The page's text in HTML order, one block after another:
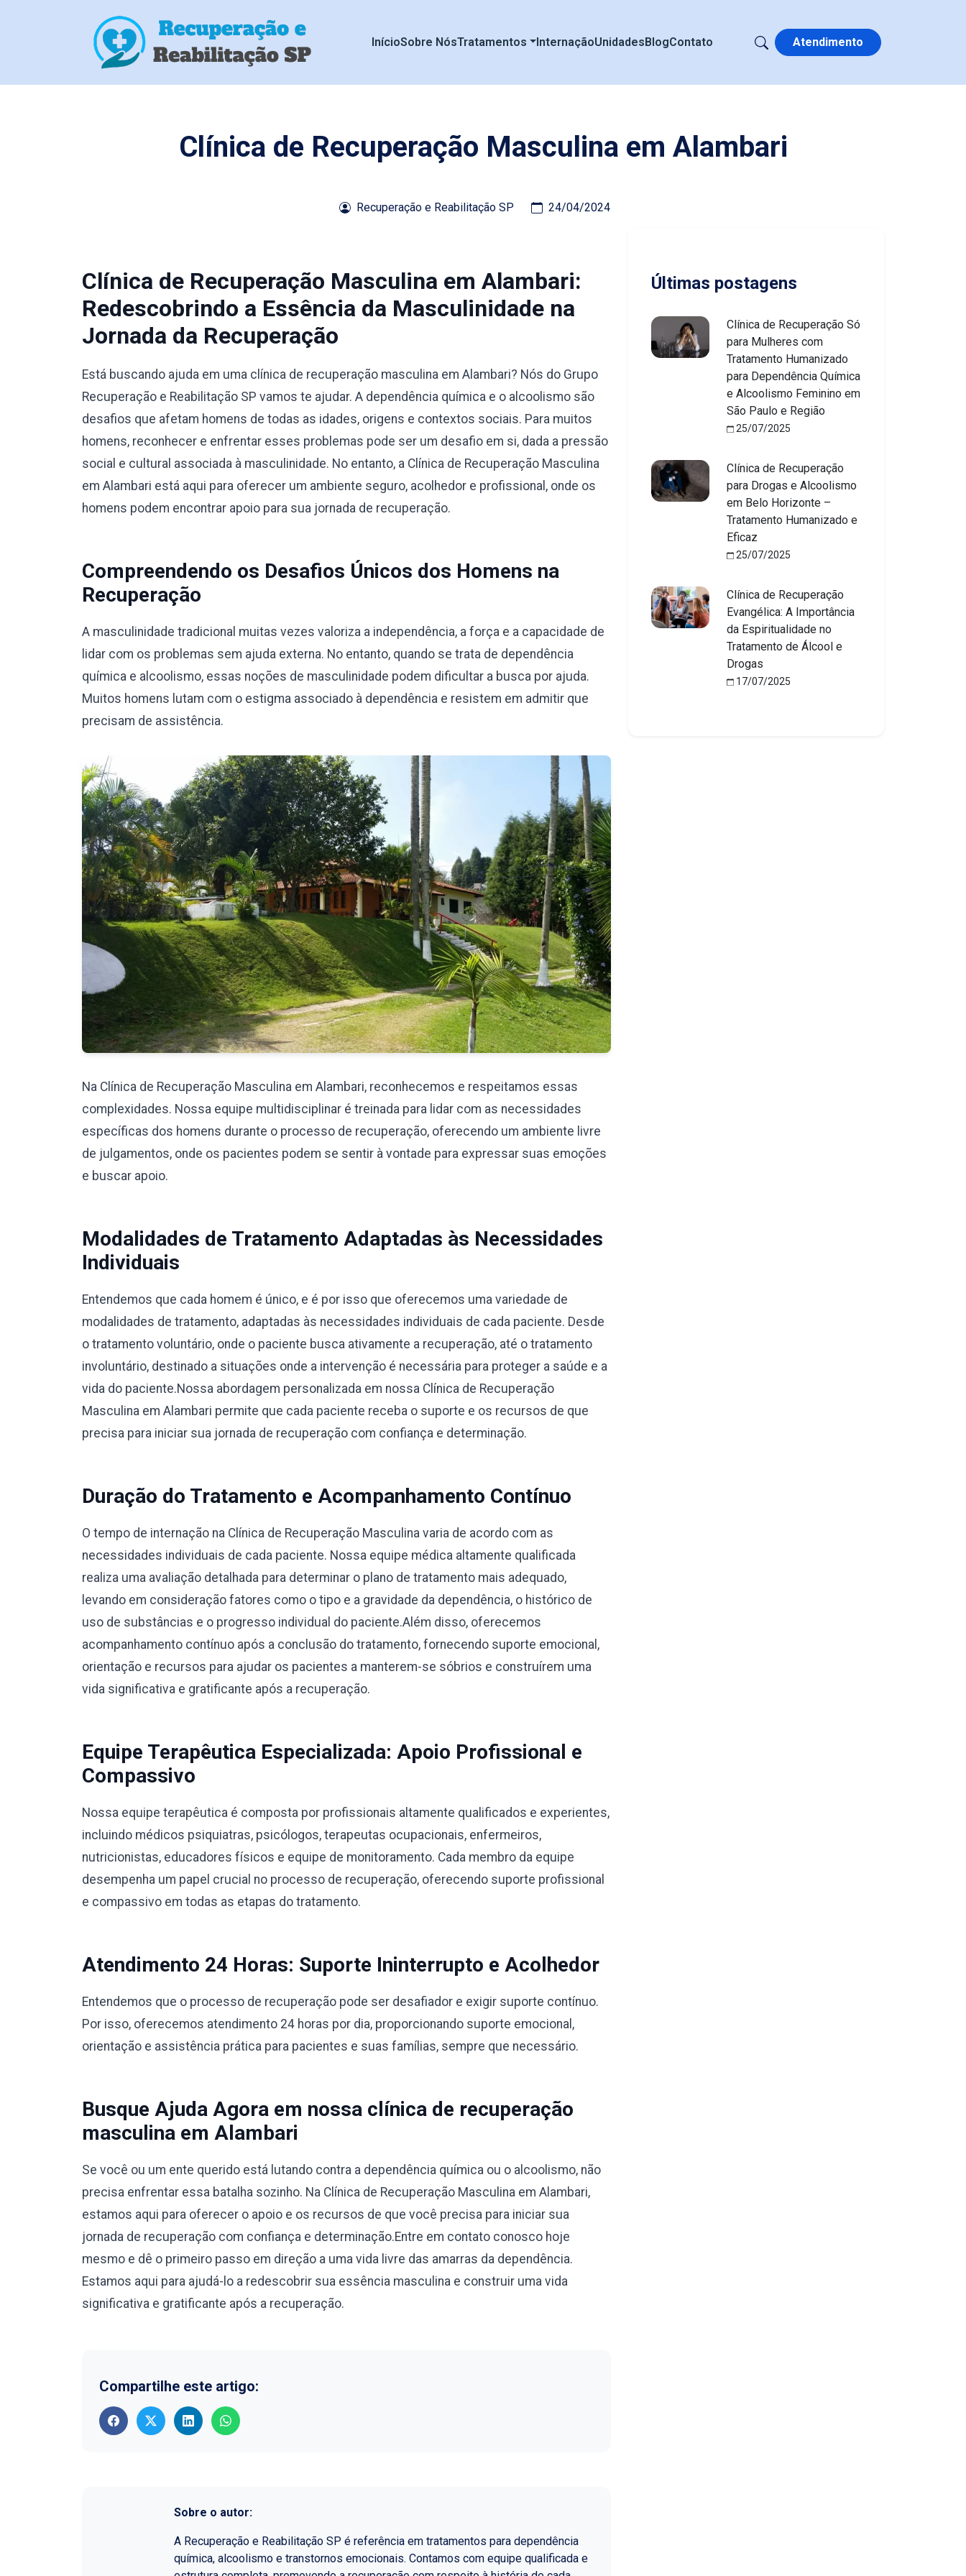
InícioSobre NósTratamentos InternaçãoUnidadesBlogContato Atendimento
Clínica de Recuperação Masculina em Alambari
Recuperação e Reabilitação SP 24/04/2024
Clínica de Recuperação Masculina em Alambari:
Redescobrindo a Essência da Masculinidade na
Jornada da Recuperação
Está buscando ajuda em uma clínica de recuperação masculina em Alambari? Nós do Grupo
Recuperação e Reabilitação SP vamos te ajudar. A dependência química e o alcoolismo são
desafios que afetam homens de todas as idades, origens e contextos sociais. Para muitos
homens, reconhecer e enfrentar esses problemas pode ser um desafio em si, dada a pressão
social e cultural associada à masculinidade. No entanto, a Clínica de Recuperação Masculina
em Alambari está aqui para oferecer um ambiente seguro, acolhedor e profissional, onde os
homens podem encontrar apoio para sua jornada de recuperação.
Compreendendo os Desafios Únicos dos Homens na
Recuperação
A masculinidade tradicional muitas vezes valoriza a independência, a força e a capacidade de
lidar com os problemas sem ajuda externa. No entanto, quando se trata de dependência
química e alcoolismo, essas noções de masculinidade podem dificultar a busca por ajuda.
Muitos homens lutam com o estigma associado à dependência e resistem em admitir que
precisam de assistência.
Na Clínica de Recuperação Masculina em Alambari, reconhecemos e respeitamos essas
complexidades. Nossa equipe multidisciplinar é treinada para lidar com as necessidades
específicas dos homens durante o processo de recuperação, oferecendo um ambiente livre
de julgamentos, onde os pacientes podem se sentir à vontade para expressar suas emoções
e buscar apoio.
Modalidades de Tratamento Adaptadas às Necessidades
Individuais
Entendemos que cada homem é único, e é por isso que oferecemos uma variedade de
modalidades de tratamento, adaptadas às necessidades individuais de cada paciente. Desde
o tratamento voluntário, onde o paciente busca ativamente a recuperação, até o tratamento
involuntário, destinado a situações onde a intervenção é necessária para proteger a saúde e a
vida do paciente.Nossa abordagem personalizada em nossa Clínica de Recuperação
Masculina em Alambari permite que cada paciente receba o suporte e os recursos de que
precisa para iniciar sua jornada de recuperação com confiança e determinação.
Duração do Tratamento e Acompanhamento Contínuo
O tempo de internação na Clínica de Recuperação Masculina varia de acordo com as
necessidades individuais de cada paciente. Nossa equipe médica altamente qualificada
realiza uma avaliação detalhada para determinar o plano de tratamento mais adequado,
levando em consideração fatores como o tipo e a gravidade da dependência, o histórico de
uso de substâncias e o progresso individual do paciente.Além disso, oferecemos
acompanhamento contínuo após a conclusão do tratamento, fornecendo suporte emocional,
orientação e recursos para ajudar os pacientes a manterem-se sóbrios e construírem uma
vida significativa e gratificante após a recuperação.
Equipe Terapêutica Especializada: Apoio Profissional e
Compassivo
Nossa equipe terapêutica é composta por profissionais altamente qualificados e experientes,
incluindo médicos psiquiatras, psicólogos, terapeutas ocupacionais, enfermeiros,
nutricionistas, educadores físicos e equipe de monitoramento. Cada membro da equipe
desempenha um papel crucial no processo de recuperação, oferecendo suporte profissional
e compassivo em todas as etapas do tratamento.
Atendimento 24 Horas: Suporte Ininterrupto e Acolhedor
Entendemos que o processo de recuperação pode ser desafiador e exigir suporte contínuo.
Por isso, oferecemos atendimento 24 horas por dia, proporcionando suporte emocional,
orientação e assistência prática para pacientes e suas famílias, sempre que necessário.
Busque Ajuda Agora em nossa clínica de recuperação
masculina em Alambari
Se você ou um ente querido está lutando contra a dependência química ou o alcoolismo, não
precisa enfrentar essa batalha sozinho. Na Clínica de Recuperação Masculina em Alambari,
estamos aqui para oferecer o apoio e os recursos de que você precisa para iniciar sua
jornada de recuperação com confiança e determinação.Entre em contato conosco hoje
mesmo e dê o primeiro passo em direção a uma vida livre das amarras da dependência.
Estamos aqui para ajudá-lo a redescobrir sua essência masculina e construir uma vida
significativa e gratificante após a recuperação.
Compartilhe este artigo:
Sobre o autor:
A Recuperação e Reabilitação SP é referência em tratamentos para dependência
química, alcoolismo e transtornos emocionais. Contamos com equipe qualificada e
Últimas postagens
Clínica de Recuperação Só
para Mulheres com
Tratamento Humanizado
para Dependência Química
e Alcoolismo Feminino em
São Paulo e Região
25/07/2025
Clínica de Recuperação
para Drogas e Alcoolismo
em Belo Horizonte –
Tratamento Humanizado e
Eficaz
25/07/2025
Clínica de Recuperação
Evangélica: A Importância
da Espiritualidade no
Tratamento de Álcool e
Drogas
17/07/2025